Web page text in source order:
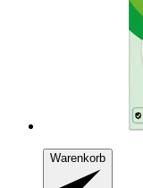
Warenkorb